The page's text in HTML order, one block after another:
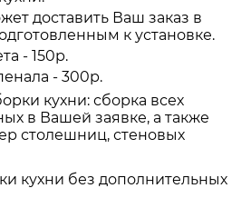
доставить Ваш заказ в
к установке.
- 150р.
- 300р.
кухни: сборка всех
в Вашей заявке, а также
столешниц, стеновых
кухни без дополнительных